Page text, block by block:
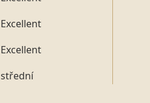
Excellent
Excellent
střední